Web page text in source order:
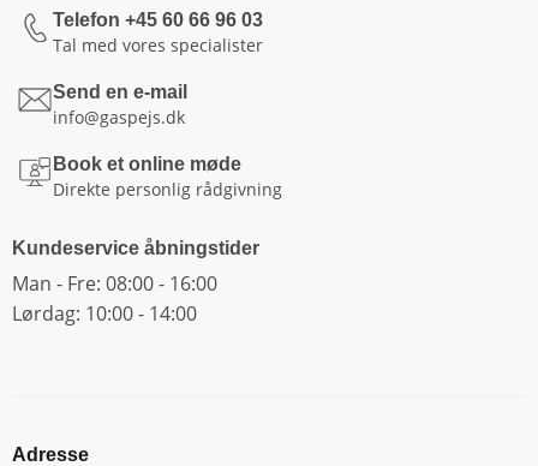
Telefon +45 60 66 96 03
Tal med vores specialister
Send en e-mail
info@gaspejs.dk
Book et online møde
Direkte personlig rådgivning
Kundeservice åbningstider
Man - Fre: 08:00 - 16:00
Lørdag: 10:00 - 14:00
Adresse